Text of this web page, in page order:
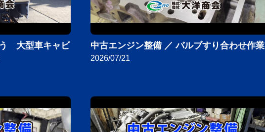
大型車キャビ
中古エンジン整備 ／ バルブすり合わせ作業
2026/07/21